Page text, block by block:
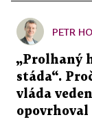
PETR
„Prolhaný
stáda“.
vláda
opovrhoval